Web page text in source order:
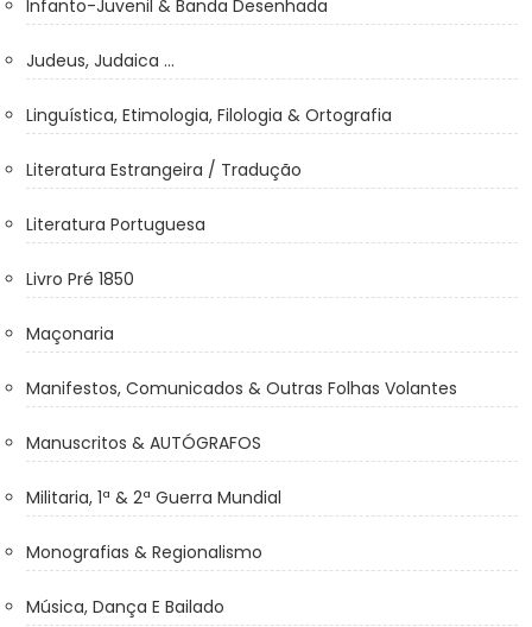
Infanto-Juvenil & Banda Desenhada
Judeus, Judaica ...
Linguística, Etimologia, Filologia & Ortografia
Literatura Estrangeira / Tradução
Literatura Portuguesa
Livro Pré 1850
Maçonaria
Manifestos, Comunicados & Outras Folhas Volantes
Manuscritos & AUTÓGRAFOS
Militaria, 1ª & 2ª Guerra Mundial
Monografias & Regionalismo
Música, Dança E Bailado